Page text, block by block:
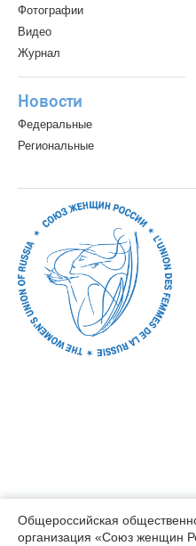
Фотографии
Видео
Журнал
Новости
Федеральные
Региональные
Общероссийская
организация «Союз женщин